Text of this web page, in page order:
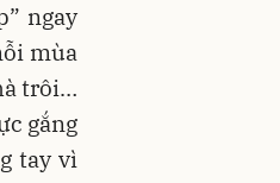
ngay
mùa
trôi…
gắng
tay vì